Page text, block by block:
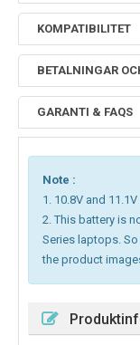
KOMPATIBILITET
BETALNINGAR
GARANTI & FAQS
Note :
1. 10.8V and
2. This battery is
Series laptops.
the product